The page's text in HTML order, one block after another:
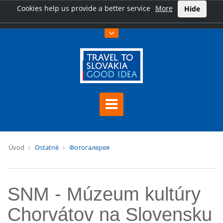
Cookies help us provide a better service More Hide
Úvod Ostatné Фотогалерея
SNM - Múzeum kultúry
Chorvátov na Slovensku